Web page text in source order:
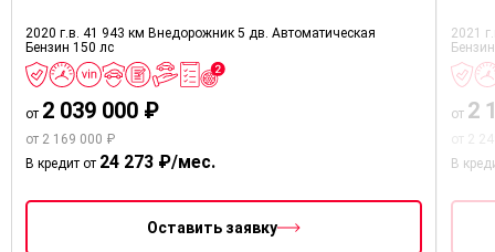
2020 г.в. 41 943 км Внедорожник 5 дв. Автоматическая
Бензин 150 лс
от 2 039 000 ₽
от 2 169 000 ₽
В кредит от 24 273 ₽/мес.
Оставить заявку
2021
от 2
В